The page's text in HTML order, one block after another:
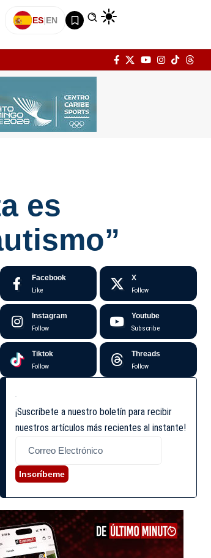
ES|EN
es
Facebook
Like
X
Follow
Instagram
Follow
Youtube
Subscribe
Tiktok
Follow
Threads
Follow
¡Suscríbete a nuestro boletín para recibir
nuestros artículos más recientes al instante!
Inscríbeme